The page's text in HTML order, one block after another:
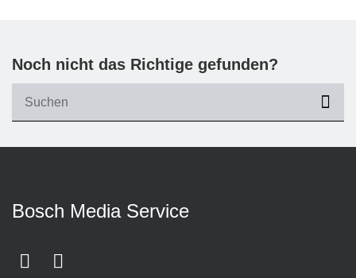
Noch nicht das Richtige gefunden?
Bosch Media Service